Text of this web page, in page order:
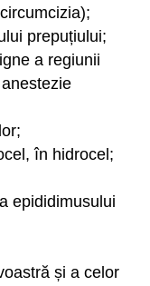
prepuțiului;
a regiunii
în hidrocel;
epididimusului
și a celor